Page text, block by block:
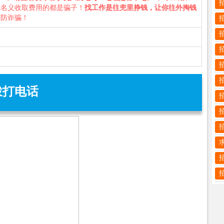
义收取费用的都是骗子！ 找工作是往兜里挣钱，让你往外掏钱
诈骗！
打电话